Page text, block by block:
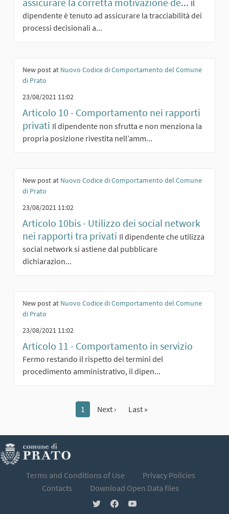
Il
dipendente è tenuto ad assicurare la tracciabilità dei
processi decisionali a...
New post at Nuovo Codice di Comportamento del Comune
di Prato
23/08/2021 11:02
Articolo 10 - Comportamento nei rapporti
privati Il dipendente non sfrutta e non menziona la
propria posizione rivestita nell’amm...
New post at Nuovo Codice di Comportamento del Comune
di Prato
23/08/2021 11:02
Articolo 10bis - Utilizzo dei social network
nei rapporti tra privati Il dipendente che utilizza
social network si astiene dal pubblicare
dichiarazion...
New post at Nuovo Codice di Comportamento del Comune
di Prato
23/08/2021 11:02
Articolo 11 - Comportamento in servizio
Fermo restando il rispetto dei termini del
procedimento amministrativo, il dipen...
1 Next › Last »
Terms and Conditions of Use
Privacy Policies
Contacts
Download Open Data files
ParteciPO at Twitter
ParteciPO at Facebook
ParteciPO at YouTube